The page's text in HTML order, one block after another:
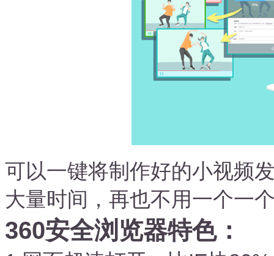
可以一键将制作好的小视频
大量时间，再也不用一个一
360安全浏览器特色：